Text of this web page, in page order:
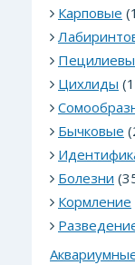
Карповые
Цихлиды
Бычковые
Болезни
Кормление